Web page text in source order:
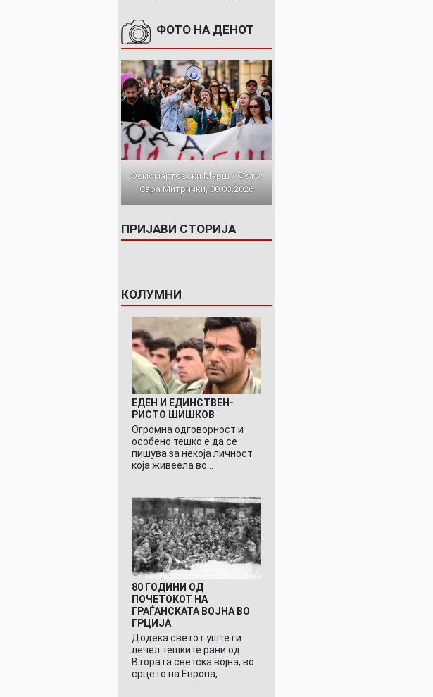
ФОТО НА ДЕНОТ
Осмомартовски Марш / Фото:
Сара Митрички, 08.03.2026
ПРИЈАВИ СТОРИЈА
КОЛУМНИ
ЕДЕН И ЕДИНСТВЕН-
РИСТО ШИШКОВ
Огромна одговорност и
особено тешко е да се
пишува за некоја личност
која живеела во…
80 ГОДИНИ ОД
ПОЧЕТОКОТ НА
ГРАЃАНСКАТА ВОЈНА ВО
ГРЦИЈА
Додека светот уште ги
лечел тешките рани од
Втората светска војна, во
срцето на Европа,…